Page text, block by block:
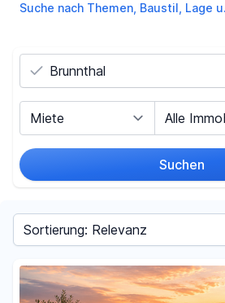
Suche nach Themen, Baustil, Lage
Suchen
-
Sortieren nach